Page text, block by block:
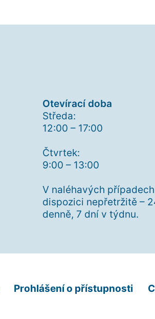
Otevírací doba
Středa:
12:00 – 17:00
Čtvrtek:
9:00 – 13:00
V naléhavých
dispozici nepřetržitě –
denně, 7 dní v týdnu.
Prohlášení o přístupnosti